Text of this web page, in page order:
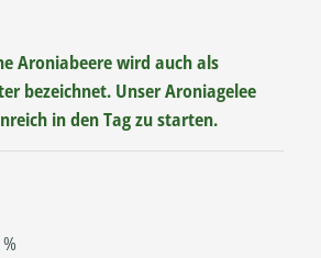
Aroniabeere wird auch als
bezeichnet. Unser Aroniagelee
in den Tag zu starten.